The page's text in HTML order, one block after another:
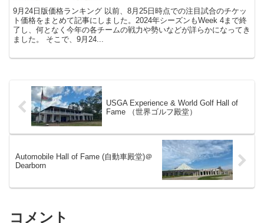
9月24日版価格ランキング 以前、8月25日時点での注目試合のチケッ
ト価格をまとめて記事にしました。2024年シーズンもWeek 4まで終
了し、何となく今年の各チームの戦力や勢いなどが詳らかになってき
ました。 そこで、9月24...
USGA Experience & World Golf Hall of
Fame （世界ゴルフ殿堂）
Automobile Hall of Fame (自動車殿堂)＠
Dearborn
コメント